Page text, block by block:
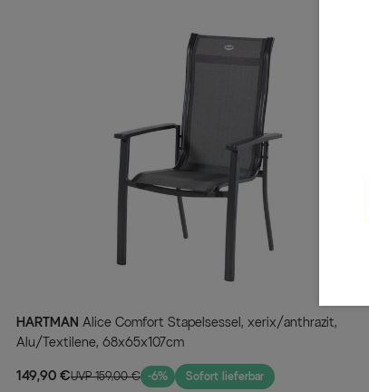
HARTMAN
Alu/Textilene, 68x65x107cm
149,90 €UVP 159,00 € -6% Sofort lieferbar